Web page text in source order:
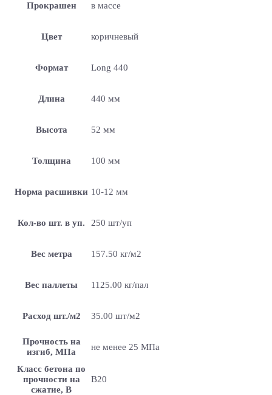
Прокрашен в массе
Цвет коричневый
Формат Long 440
Длина 440 мм
Высота 52 мм
Толщина 100 мм
Норма расшивки 10-12 мм
Кол-во шт. в уп. 250 шт/уп
Вес метра 157.50 кг/м2
Вес паллеты 1125.00 кг/пал
Расход шт./м2 35.00 шт/м2
Прочность на
изгиб, МПа
не менее 25 МПа
Класс бетона по
прочности на
сжатие, В
B20